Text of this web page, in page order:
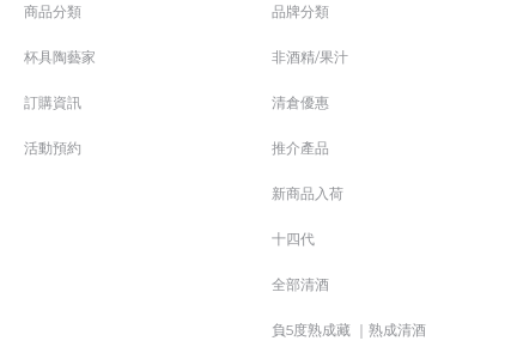
商品分類
杯具陶藝家
訂購資訊
活動預約
品牌分類
非酒精/果汁
清倉優惠
推介產品
新商品入荷
十四代
全部清酒
負5度熟成藏 ｜熟成清酒